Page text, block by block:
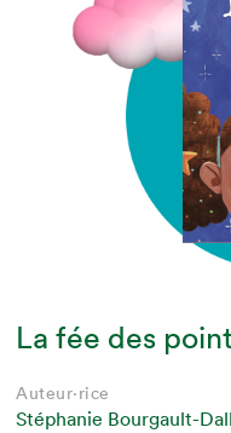
La fée des
Auteur·rice
Stéphanie Bourgault-